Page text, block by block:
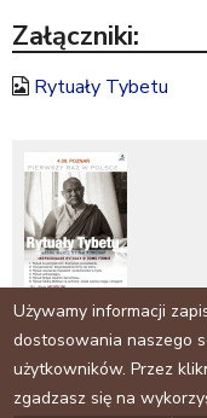
Załączniki:
Rytuały Tybetu
Facebook
Używamy informacji
dostosowania naszego
użytkowników. Przez
zgadzasz się na